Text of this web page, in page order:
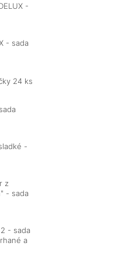
-
- sada
24 ks
-
z
- sada
- sada
a